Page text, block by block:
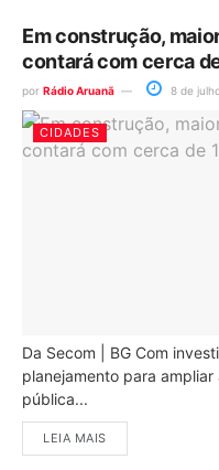
Em construção,
contará com cerca
por Rádio Aruanã 8 de
CIDADES
Da Secom | BG Com
planejamento para
pública...
LEIA MAIS